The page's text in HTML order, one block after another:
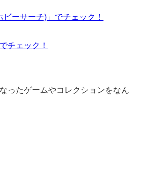
ビーサーチ)」でチェック！
チェック！
ったゲームやコレクションをなん